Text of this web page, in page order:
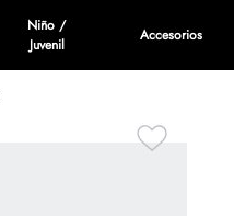
Niño /
Juvenil
Accesorios